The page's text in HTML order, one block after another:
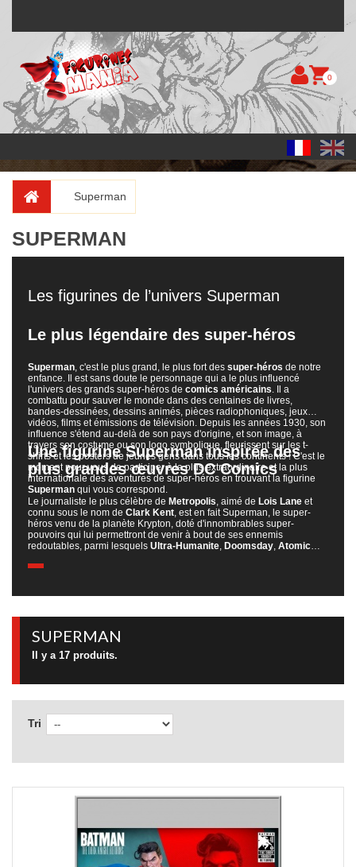
0
Superman
SUPERMAN
Les figurines de l’univers Superman
Le plus légendaire des super-héros
Superman, c'est le plus grand, le plus fort des super-héros de notre
enfance. Il est sans doute le personnage qui a le plus influencé
l'univers des grands super-héros de comics américains. Il a
combattu pour sauver le monde dans des centaines de livres,
bandes-dessinées, dessins animés, pièces radiophoniques, jeux
vidéos, films et émissions de télévision. Depuis les années 1930, son
influence s'étend au-delà de son pays d'origine, et son image, à
travers son costume ou son logo symbolique, fleurissent sur les t-
shirts et les posters de jeunes gens dans tous les continents ! C'est le
moment pour vous de participer à la plus extraordinaire et la plus
internationale des aventures de super-héros en trouvant la figurine
Superman qui vous correspond.
Une figurine Superman inspirée des
plus grandes œuvres DC Comics
Le journaliste le plus célèbre de Metropolis, aimé de Lois Lane et
connu sous le nom de Clark Kent, est en fait Superman, le super-
héros venu de la planète Krypton, doté d'innombrables super-
pouvoirs qui lui permettront de venir à bout de ses ennemis
redoutables, parmi lesquels Ultra-Humanite, Doomsday, Atomic
figurines de collection, retrouvez Superman immortalisé dans
de marques diverses et variées, de petite taille (15 centimètres) à
seul ou accompagné de ses
aujourd'hui lafigurine Supermanqui vous correspond.
SUPERMAN
Il y a 17 produits.
Tri